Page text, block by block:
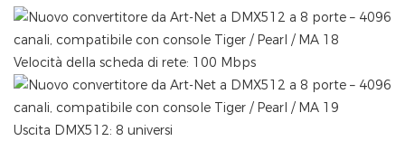
Velocità della scheda di rete: 100 Mbps
Uscita DMX512: 8 universi